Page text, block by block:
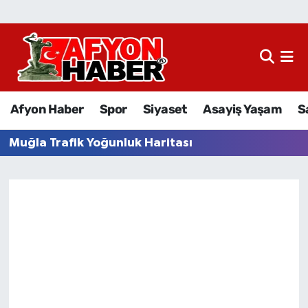
Afyon Haber Spor Siyaset Asayiş Yaşam
Muğla Trafik Yoğunluk Haritası
Afyon Haber
Asayiş Yaşam